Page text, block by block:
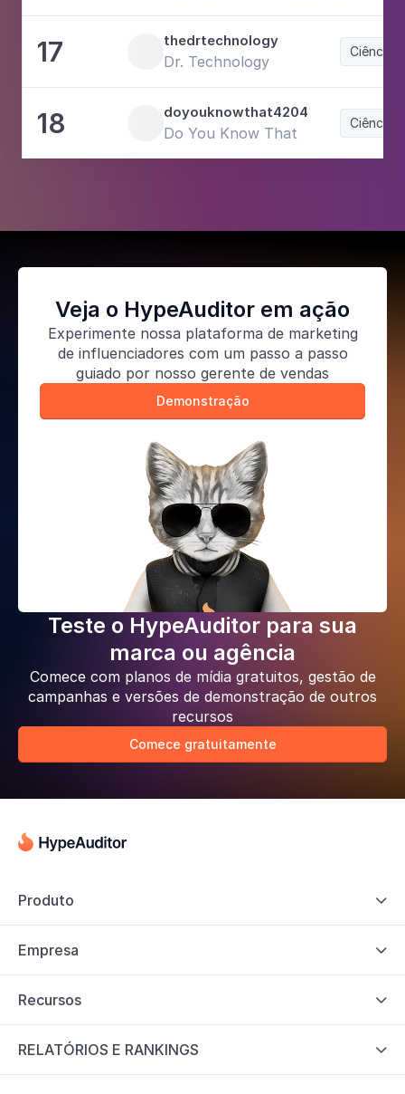
17 thedrtechnology
Dr. Technology
Ciência
18 doyouknowthat4204
Do You Know That
Ciência
Veja o HypeAuditor em ação
Experimente nossa plataforma de marketing
de influenciadores com um passo a passo
guiado por nosso gerente de vendas
Demonstração
Teste o HypeAuditor para sua
marca ou agência
Comece com planos de mídia gratuitos, gestão de
campanhas e versões de demonstração de outros
recursos
Comece gratuitamente
Produto 
Empresa 
Recursos 
RELATÓRIOS E RANKINGS 